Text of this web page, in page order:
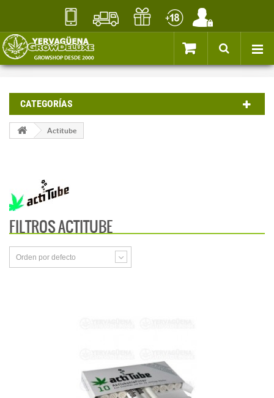
CATEGORÍAS
Actitube
FILTROS ACTITUBE
Orden por defecto